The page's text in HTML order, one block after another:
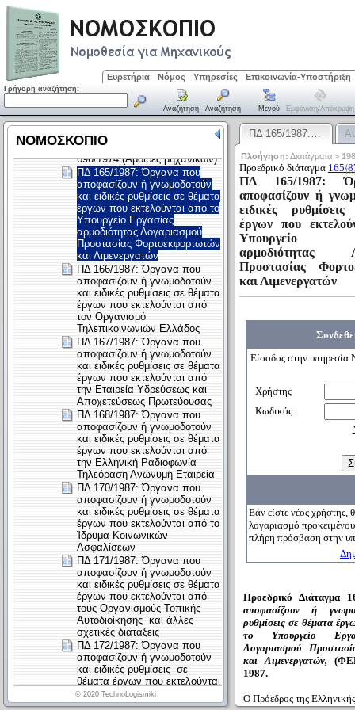
Ευρετήρια Νόμος Υπηρεσίες Επικοινωνία-Υποστήριξη
Γρήγορη αναζήτηση:
Αναζήτηση Αναζήτηση Μενού Εμφάνιση/απόκρυψη
ΠΔ 165/1987:…